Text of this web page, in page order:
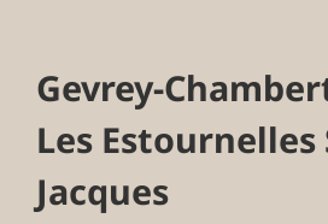
Gevrey-
Les Estournelles
Jacques